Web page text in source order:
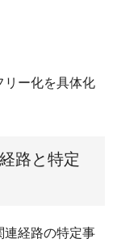
リー化を具体化
路と特定
連経路の特定事